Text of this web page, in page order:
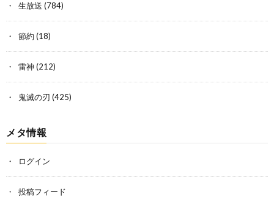
生放送 (784)
節約 (18)
雷神 (212)
鬼滅の刃 (425)
メタ情報
ログイン
投稿フィード